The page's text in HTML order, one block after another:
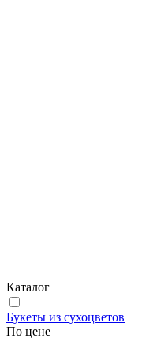
Каталог
Букеты из сухоцветов
По цене